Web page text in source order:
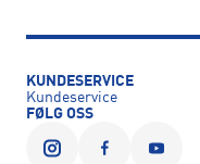
KUNDESERVICE
Kundeservice
FØLG OSS